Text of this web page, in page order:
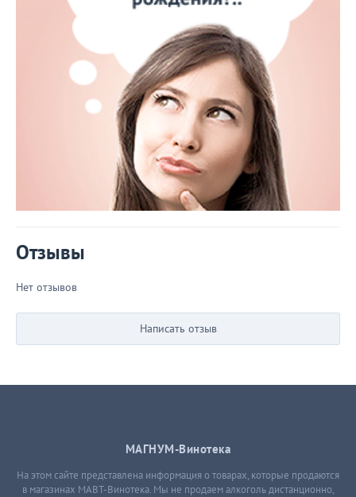
Отзывы
Нет отзывов
Написать отзыв
МАГНУМ-Винотека
На этом сайте представлена информация о товарах, которые продаются
в магазинах МАВТ-Винотека. Мы не продаем алкоголь дистанционно,